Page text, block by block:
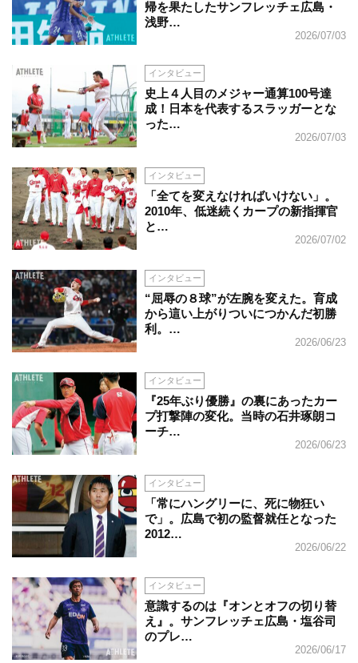
帰を果たしたサンフレッチェ広島・
浅野…
2026/07/03
インタビュー
史上４人目のメジャー通算100号達
成！日本を代表するスラッガーとな
った…
2026/07/03
インタビュー
「全てを変えなければいけない」。
2010年、低迷続くカープの新指揮官
と…
2026/07/02
インタビュー
“屈辱の８球”が左腕を変えた。育成
から這い上がりついにつかんだ初勝
利。…
2026/06/23
インタビュー
『25年ぶり優勝』の裏にあったカー
プ打撃陣の変化。当時の石井琢朗コ
ーチ…
2026/06/23
インタビュー
「常にハングリーに、死に物狂い
で」。広島で初の監督就任となった
2012…
2026/06/22
インタビュー
意識するのは『オンとオフの切り替
え』。サンフレッチェ広島・塩谷司
のプレ…
2026/06/17